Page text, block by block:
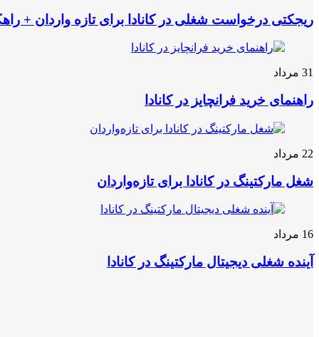
ریجکتی درخواست شغلی در کانادا برای تازه واردان +
31 مرداد
راهنمای خرید فرانچایز در کانادا
22 مرداد
شغل مارکتینگ در کانادا برای تازه‌واردان
16 مرداد
آینده شغلی دیجیتال مارکتینگ در کانادا